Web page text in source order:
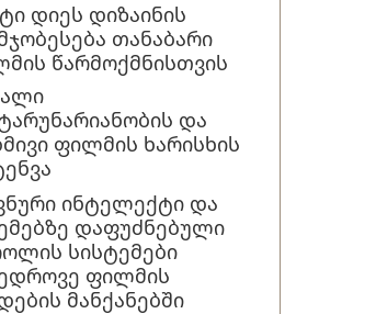
დიეს დიზაინის
თანაბარი
წარმოქმნისთვის
და
ფილმის ხარისხის
ინტელექტი და
დაფუძნებული
სისტემები
ფილმის
მანქანებში